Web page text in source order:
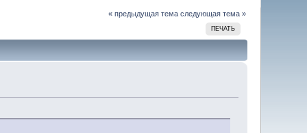
« предыдущая тема следующая тема »
ПЕЧАТЬ